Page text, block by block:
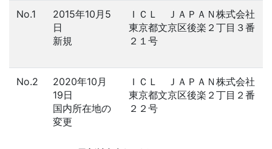
No.1
2015年10月5
日
新規
ＩＣＬ ＪＡＰＡＮ株式会社
東京都文京区後楽２丁目３番
２１号
No.2
2020年10月
19日
国内所在地の
変更
ＩＣＬ ＪＡＰＡＮ株式会社
東京都文京区後楽２丁目２番
２２号